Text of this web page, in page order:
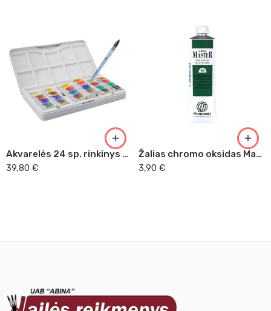
Akvarelės 24 sp. rinkinys Sankt-Peterburgas
39,80 €
Žalias chromo oksidas Master Acrilic, 60ml (36)
3,90 €